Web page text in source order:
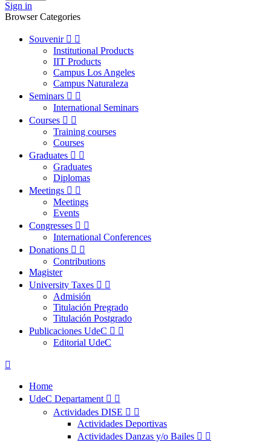
Sign in
Browser Categories
Souvenir  
Institutional Products
IIT Products
Campus Los Angeles
Campus Naturaleza
Seminars  
International Seminars
Courses  
Training courses
Courses
Graduates  
Graduates
Diplomas
Meetings  
Meetings
Events
Congresses  
International Conferences
Donations  
Contributions
Magister
University Taxes  
Admisión
Titulación Pregrado
Titulación Postgrado
Publicaciones UdeC  
Editorial UdeC

Home
UdeC Departament  
Actividades DISE  
Actividades Deportivas
Actividades Danzas y/o Bailes  